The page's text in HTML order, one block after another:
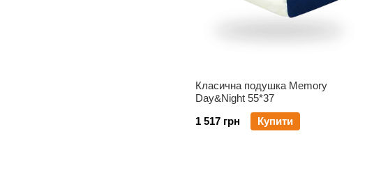
Класична подушка Memory
Day&Night 55*37
1 517 грн
Купити